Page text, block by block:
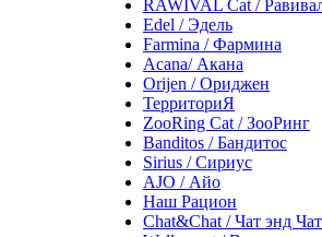
RAWIVAL Cat /
Edel / Эдель
Farmina / Фармина
Acana/ Акана
Orijen / Ориджен
ТерриториЯ
ZooRing Cat / ЗооРинг
Banditos / Бандитос
Sirius / Сириус
AJO / Айо
Наш Рацион
Chat&Chat / Чат энд Чат